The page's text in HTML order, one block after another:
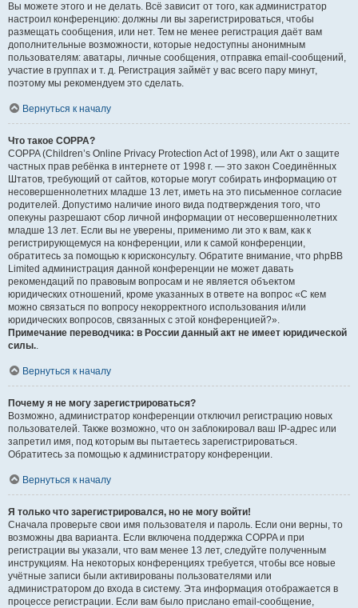
Вы можете этого и не делать. Всё зависит от того, как администратор
настроил конференцию: должны ли вы зарегистрироваться, чтобы
размещать сообщения, или нет. Тем не менее регистрация даёт вам
дополнительные возможности, которые недоступны анонимным
пользователям: аватары, личные сообщения, отправка email-сообщений,
участие в группах и т. д. Регистрация займёт у вас всего пару минут,
поэтому мы рекомендуем это сделать.
Вернуться к началу
Что такое COPPA?
COPPA (Children’s Online Privacy Protection Act of 1998), или Акт о защите
частных прав ребёнка в интернете от 1998 г. — это закон Соединённых
Штатов, требующий от сайтов, которые могут собирать информацию от
несовершеннолетних младше 13 лет, иметь на это письменное согласие
родителей. Допустимо наличие иного вида подтверждения того, что
опекуны разрешают сбор личной информации от несовершеннолетних
младше 13 лет. Если вы не уверены, применимо ли это к вам, как к
регистрирующемуся на конференции, или к самой конференции,
обратитесь за помощью к юрисконсульту. Обратите внимание, что phpBB
Limited администрация данной конференции не может давать
рекомендаций по правовым вопросам и не является объектом
юридических отношений, кроме указанных в ответе на вопрос «С кем
можно связаться по вопросу некорректного использования и/или
юридических вопросов, связанных с этой конференцией?».
Примечание переводчика: в России данный акт не имеет юридической
силы..
Вернуться к началу
Почему я не могу зарегистрироваться?
Возможно, администратор конференции отключил регистрацию новых
пользователей. Также возможно, что он заблокировал ваш IP-адрес или
запретил имя, под которым вы пытаетесь зарегистрироваться.
Обратитесь за помощью к администратору конференции.
Вернуться к началу
Я только что зарегистрировался, но не могу войти!
Сначала проверьте свои имя пользователя и пароль. Если они верны, то
возможны два варианта. Если включена поддержка COPPA и при
регистрации вы указали, что вам менее 13 лет, следуйте полученным
инструкциям. На некоторых конференциях требуется, чтобы все новые
учётные записи были активированы пользователями или
администратором до входа в систему. Эта информация отображается в
процессе регистрации. Если вам было прислано email-сообщение,